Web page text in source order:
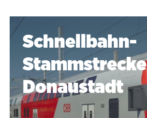
Schnellbahn-
Stammstrecke
Donaustadt